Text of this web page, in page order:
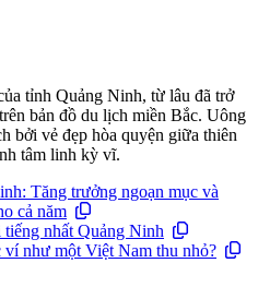
tỉnh Quảng Ninh, từ lâu đã trở
bản đồ du lịch miền Bắc. Uông
bởi vẻ đẹp hòa quyện giữa thiên
tâm linh kỳ vĩ.
Tăng trưởng ngoạn mục và
cả năm
tiếng nhất Quảng Ninh
như một Việt Nam thu nhỏ?